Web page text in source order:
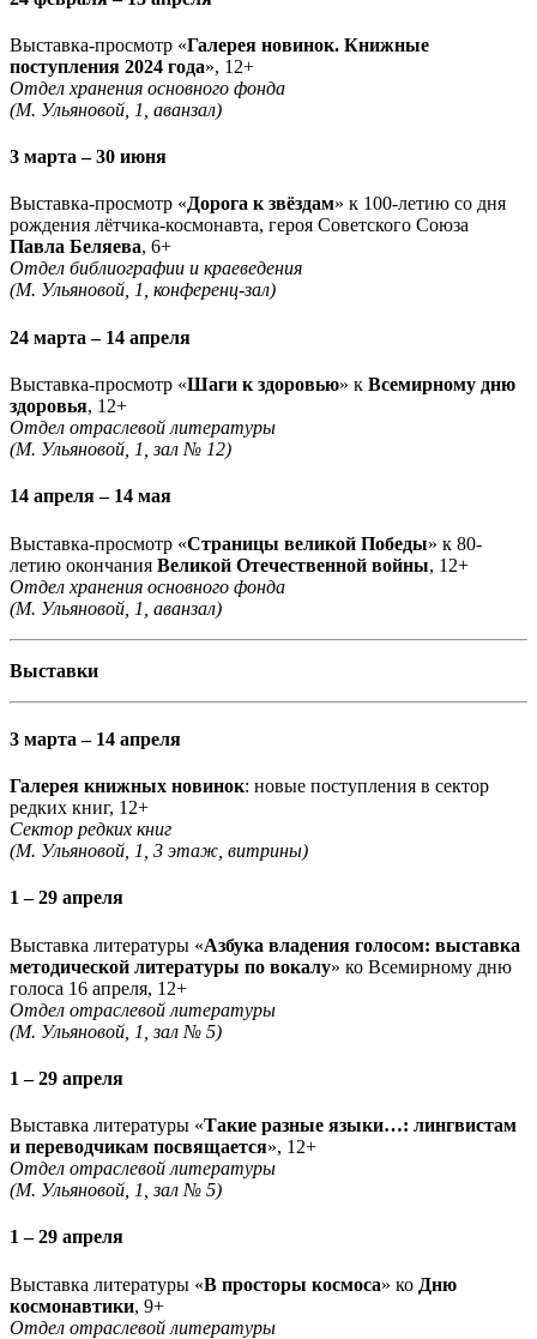
Выставка-просмотр «Галерея новинок. Книжные
поступления 2024 года», 12+
Отдел хранения основного фонда
(М. Ульяновой, 1, аванзал)
3 марта – 30 июня
Выставка-просмотр «Дорога к звёздам» к 100-летию со дня
рождения лётчика-космонавта, героя Советского Союза
Павла Беляева, 6+
Отдел библиографии и краеведения
(М. Ульяновой, 1, конференц-зал)
24 марта – 14 апреля
Выставка-просмотр «Шаги к здоровью» к Всемирному дню
здоровья, 12+
Отдел отраслевой литературы
(М. Ульяновой, 1, зал № 12)
14 апреля – 14 мая
Выставка-просмотр «Страницы великой Победы» к 80-
летию окончания Великой Отечественной войны, 12+
Отдел хранения основного фонда
(М. Ульяновой, 1, аванзал)
Выставки
3 марта – 14 апреля
Галерея книжных новинок: новые поступления в сектор
редких книг, 12+
Сектор редких книг
(М. Ульяновой, 1, 3 этаж, витрины)
1 – 29 апреля
Выставка литературы «Азбука владения голосом: выставка
методической литературы по вокалу» ко Всемирному дню
голоса 16 апреля, 12+
Отдел отраслевой литературы
(М. Ульяновой, 1, зал № 5)
1 – 29 апреля
Выставка литературы «Такие разные языки…: лингвистам
и переводчикам посвящается», 12+
Отдел отраслевой литературы
(М. Ульяновой, 1, зал № 5)
1 – 29 апреля
Выставка литературы «В просторы космоса» ко Дню
космонавтики, 9+
Отдел отраслевой литературы